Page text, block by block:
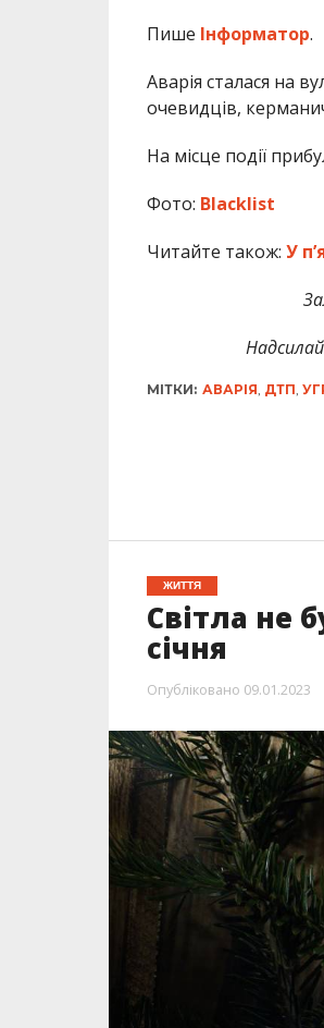
Пише Інформатор.
Аварія сталася на
очевидців,
На місце події
Фото: Blacklist
Читайте також: У
МІТКИ: АВАРІЯ, ДТП,
ЖИТТЯ
Світла не
січня
Опубліковано 09.01.2023